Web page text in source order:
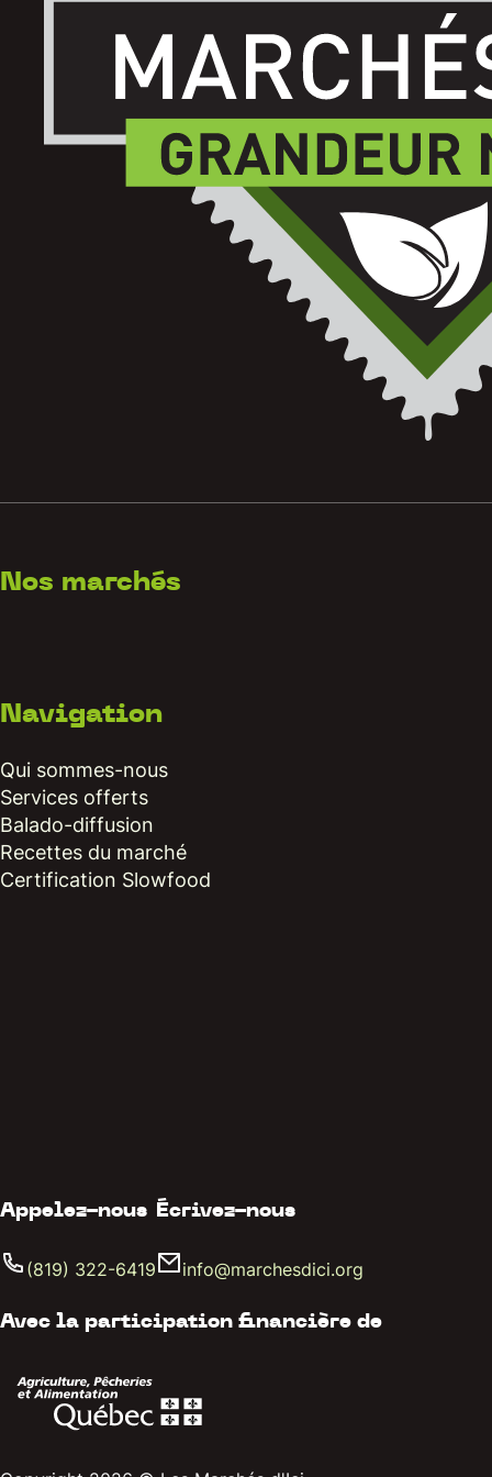
Nos marchés
Navigation
Qui sommes-nous
Services offerts
Balado-diffusion
Recettes du marché
Certification Slowfood
Appelez-nous
(819) 322-6419
Écrivez-nous
info@marchesdici.org
Avec la participation financière de